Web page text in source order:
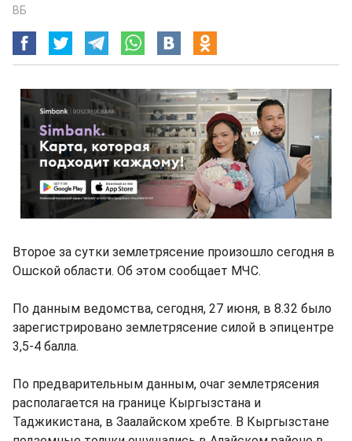
ВБ
Второе за сутки землетрясение произошло сегодня в
Ошской области. Об этом сообщает МЧС.
По данным ведомства, сегодня, 27 июня, в 8.32 было
зарегистрировано землетрясение силой в эпицентре
3,5-4 балла.
По предварительным данным, очаг землетрясения
располагается на границе Кыргызстана и
Таджикистана, в Заалайском хребте. В Кыргызстане